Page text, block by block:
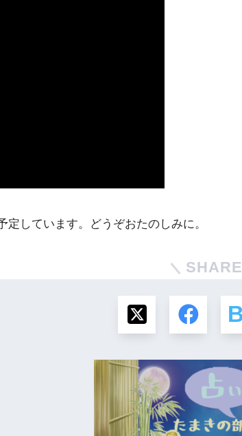
しています。どうぞおたのしみに。
SHARE